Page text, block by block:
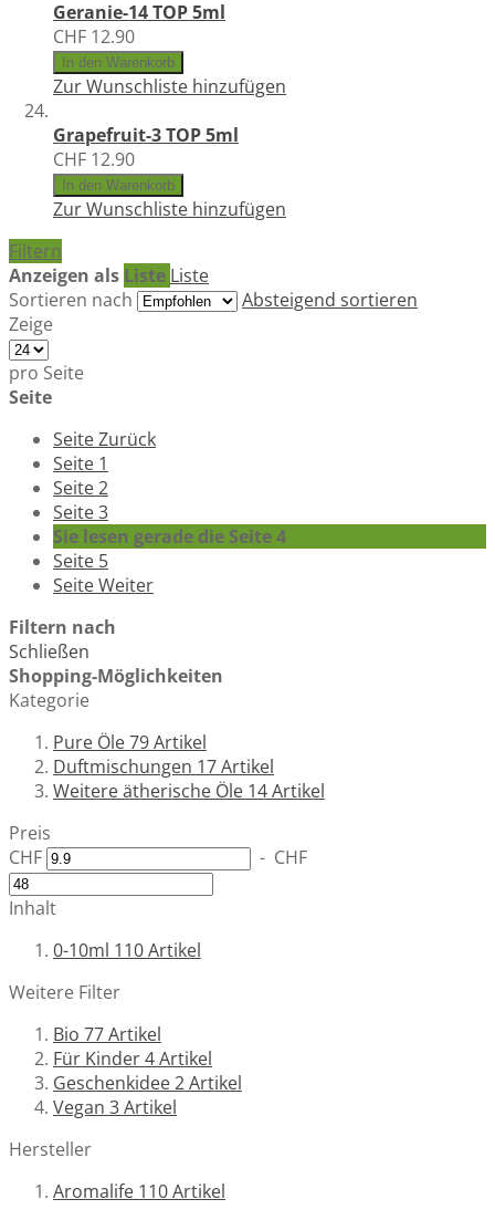
Geranie-14 TOP 5ml
CHF 12.90
In den Warenkorb
Zur Wunschliste hinzufügen
Grapefruit-3 TOP 5ml
CHF 12.90
In den Warenkorb
Zur Wunschliste hinzufügen
Filtern
Anzeigen als Liste Liste
Sortieren nach
Absteigend sortieren
Zeige
pro Seite
Seite
SeiteZurück
Seite 1
Seite2
Seite3
Sie lesen gerade die Seite4
Seite 5
SeiteWeiter
Filtern nach
Schließen
Shopping-Möglichkeiten
Kategorie
Pure Öle79Artikel
Duftmischungen 17Artikel
Weitere ätherische Öle 14Artikel
Preis
CHF
- CHF
Inhalt
0-10ml 110Artikel
Weitere Filter
Bio 77Artikel
Für Kinder4Artikel
Geschenkidee2Artikel
Vegan 3Artikel
Hersteller
Aromalife 110Artikel